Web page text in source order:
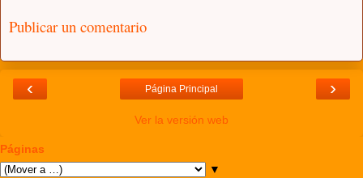
Publicar un comentario
‹ ›
Página Principal
Ver la versión web
Páginas
▼